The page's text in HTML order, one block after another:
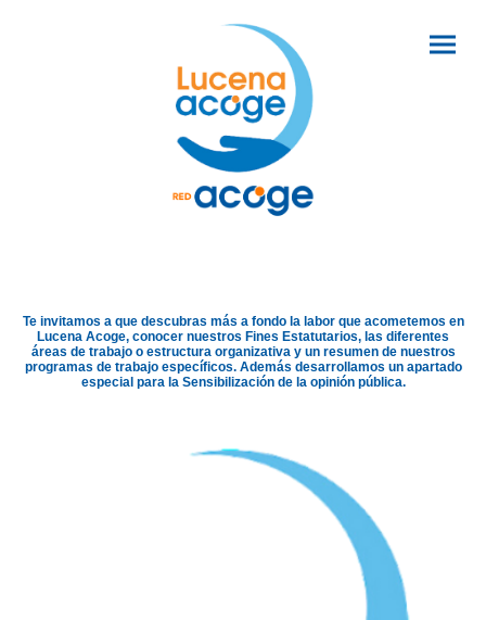
Te invitamos a que descubras más a fondo la labor que acometemos en
Lucena Acoge, conocer nuestros Fines Estatutarios, las diferentes
áreas de trabajo o estructura organizativa y un resumen de nuestros
programas de trabajo específicos. Además desarrollamos un apartado
especial para la Sensibilización de la opinión pública.